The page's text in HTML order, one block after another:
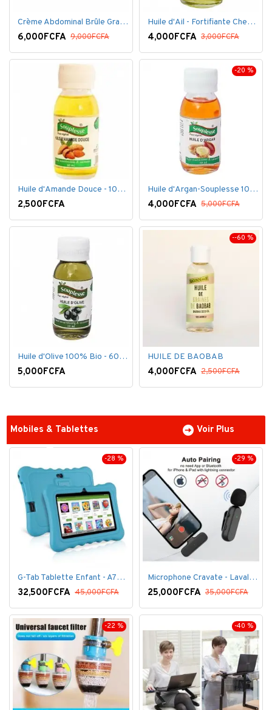
Crème Abdominal Brûle Graisse - Effet Rapide - 170grs
6,000FCFA 9,000FCFA
Huile d'Ail - Fortifiante Cheveux
4,000FCFA 3,000FCFA
Huile d'Amande Douce - 100% Bio - 60 ml
2,500FCFA
-20 %
Huile d'Argan-Souplesse 100% Bio - 60 ml
4,000FCFA 5,000FCFA
Huile d'Olive 100% Bio - 60 ml
5,000FCFA
--60 %
HUILE DE BAOBAB
4,000FCFA 2,500FCFA
Mobiles & Tablettes Voir Plus
-28 %
G-Tab Tablette Enfant - A707 - Ecran 7" - RAM 1 Go - ROM 8 Go - 0.3 Mégapixels + pochette offerte
32,500FCFA 45,000FCFA
-29 %
Microphone Cravate - Lavalier pour smartphone, enregistrement vidéo YouTube Live Stream K60 For Type
25,000FCFA 35,000FCFA
-22 % -40 %